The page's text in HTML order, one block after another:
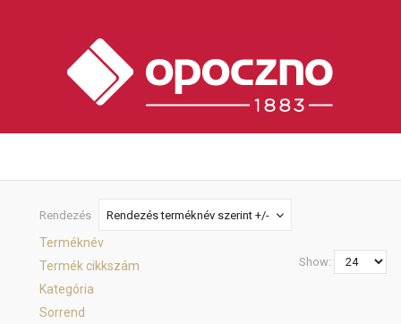
Rendezés Rendezés terméknév szerint +/-
Terméknév
Termék cikkszám
Kategória
Sorrend
Show: